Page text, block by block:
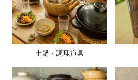
土鍋・調理道具